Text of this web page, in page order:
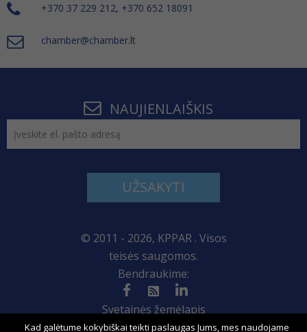
+370 37 229 212, +370 652 18091
chamber@chamber.lt
NAUJIENLAIŠKIS
UŽSAKYTI
© 2011 - 2026, KPPAR . Visos
teisės saugomos.
Bendraukime:
Svetainės žemėlapis
Kad galėtume kokybiškai teikti paslaugas Jums, mes naudojame